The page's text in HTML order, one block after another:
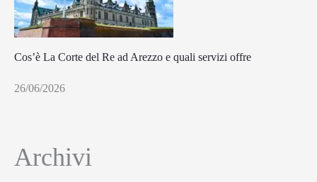
Cos’è La Corte del Re ad Arezzo e quali servizi offre
26/06/2026
Archivi